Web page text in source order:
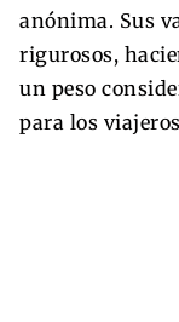
anónima. Sus
rigurosos,
un peso
para los